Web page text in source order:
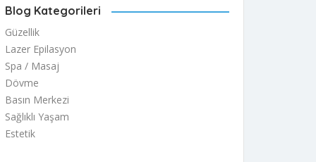
Blog Kategorileri
Güzellik
Lazer Epilasyon
Spa / Masaj
Dövme
Basın Merkezi
Sağlıklı Yaşam
Estetik